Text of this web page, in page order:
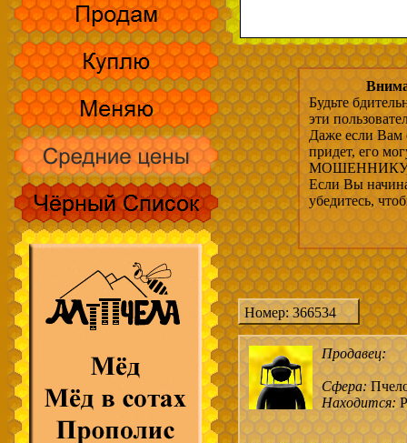
Будьте
эти
Даже если Вам
придет, его
МОШЕННИКУ,
Если Вы
убедитесь,
Номер: 366534
Продавец:
Сфера:
Находится: